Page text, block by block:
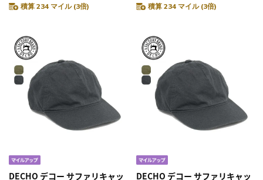
積算 234 マイル (3倍) 積算 234 マイル (3倍)
DECHO デコー サファリキャッ DECHO デコー サファリキャッ